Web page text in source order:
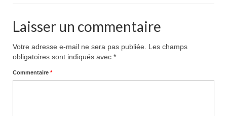
Laisser un commentaire
Votre adresse e-mail ne sera pas publiée.
Les champs
obligatoires sont indiqués avec *
Commentaire *